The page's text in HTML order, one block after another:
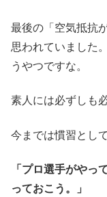
最後の「空気抵抗
思われていました
うやつですな。
素人には必ずしも
今までは慣習とし
「プロ選手がやっ
っておこう。」